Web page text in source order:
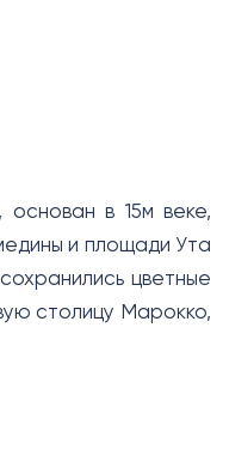
в 15м веке,
и площади Ута
цветные
столицу Марокко,